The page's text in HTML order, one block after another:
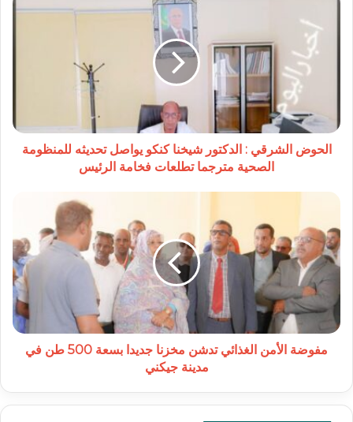
الدكتور
للمنظومة
الصحية
فخامة
الحوض الشرقي : الدكتور شيخنا كنكو يواصل تحديثه للمنظومة
الصحية مترجما تطلعات فخامة الرئيس
مفوضة
الغذائي
تدشن
مخزنا
جديدا
بسعة
500
طن
مفوضة الأمن الغذائي تدشن مخزنا جديدا بسعة 500 طن في
مدينة جيكني